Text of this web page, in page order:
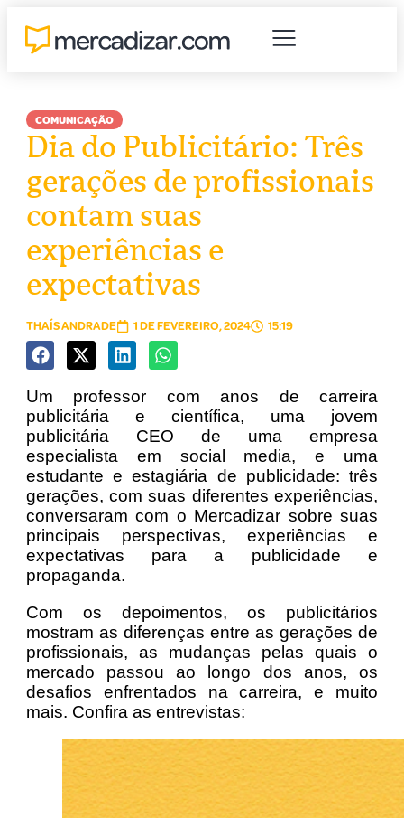
COMUNICAÇÃO
Dia do Publicitário: Três
gerações de profissionais
contam suas
experiências e
expectativas
THAÍS ANDRADE 1 DE FEVEREIRO, 2024 15:19
Um professor com anos de carreira
publicitária e científica, uma jovem
publicitária CEO de uma empresa
especialista em social media, e uma
estudante e estagiária de publicidade: três
gerações, com suas diferentes experiências,
conversaram com o Mercadizar sobre suas
principais perspectivas, experiências e
expectativas para a publicidade e
propaganda.
Com os depoimentos, os publicitários
mostram as diferenças entre as gerações de
profissionais, as mudanças pelas quais o
mercado passou ao longo dos anos, os
desafios enfrentados na carreira, e muito
mais. Confira as entrevistas: